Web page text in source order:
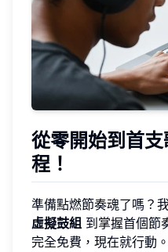
從零開始到首
程！
準備點燃節奏魂了嗎？
虛擬鼓組 到掌握首個
完全免費，現在就行動